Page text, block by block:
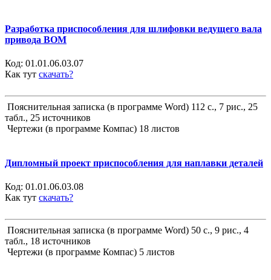
Разработка приспособления для шлифовки ведущего вала
привода ВОМ
Код: 01.01.06.03.07
Как тут скачать?
Пояснительная записка (в программе Word) 112 с., 7 рис., 25
табл., 25 источников
Чертежи (в программе Компас) 18 листов
Дипломный проект приспособления для наплавки деталей
Код: 01.01.06.03.08
Как тут скачать?
Пояснительная записка (в программе Word) 50 с., 9 рис., 4
табл., 18 источников
Чертежи (в программе Компас) 5 листов